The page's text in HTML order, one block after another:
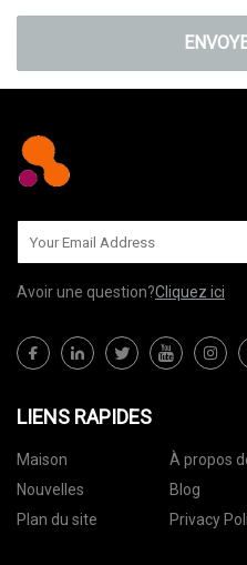
Avoir une question?Cliquez ici
LIENS RAPIDES
Maison À propos
Nouvelles
Blog
Plan du site
Privacy